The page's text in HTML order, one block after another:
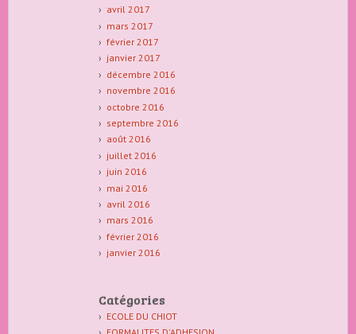
avril 2017
mars 2017
février 2017
janvier 2017
décembre 2016
novembre 2016
octobre 2016
septembre 2016
août 2016
juillet 2016
juin 2016
mai 2016
avril 2016
mars 2016
février 2016
janvier 2016
Catégories
ECOLE DU CHIOT